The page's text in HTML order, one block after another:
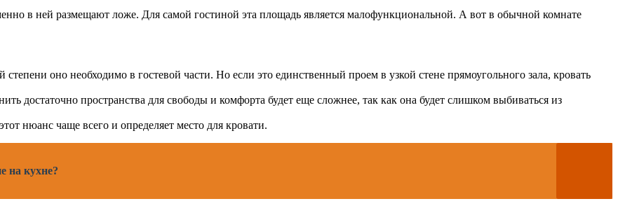
в ней размещают ложе. Для самой гостиной эта площадь является малофункциональной. А вот в обычной комнате
оно необходимо в гостевой части. Но если это единственный проем в узкой стене прямоугольного зала, кровать
достаточно пространства для свободы и комфорта будет еще сложнее, так как она будет слишком выбиваться из
нюанс чаще всего и определяет место для кровати.
на кухне?